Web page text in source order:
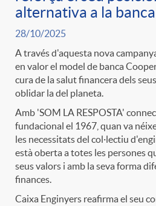
alternativa a la
28/10/2025
A través d'aquesta nova
en valor el model de banca
cura de la salut financera dels
oblidar la del planeta.
Amb 'SOM LA RESPOSTA'
fundacional el 1967, quan va
les necessitats del col·lectiu
està oberta a totes les persones
seus valors i amb la seva forma
finances.
Caixa Enginyers reafirma el seu